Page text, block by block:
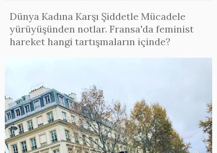
Dünya Kadına Karşı Şiddetle Mücadele
yürüyüşünden notlar. Fransa'da feminist
hareket hangi tartışmaların içinde?